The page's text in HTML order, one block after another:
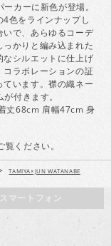
カーに新色が登場。
色をラインナップし
いで、あらゆるコーデ
かりと編み込まれた
シルエットに仕上げ
ラボレーションの証
います。襟の織ネー
付きます。
68cm 肩幅47cm 身
覧ください。
TAMIYA×JUN WATANABE
スマートフォン